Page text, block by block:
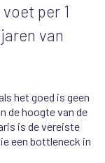
per 1
van
het goed is geen
de hoogte van de
is de vereiste
een bottleneck in